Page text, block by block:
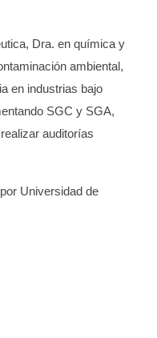
Dra. en química y
ambiental,
en industrias bajo
SGC y SGA,
auditorías
Universidad de